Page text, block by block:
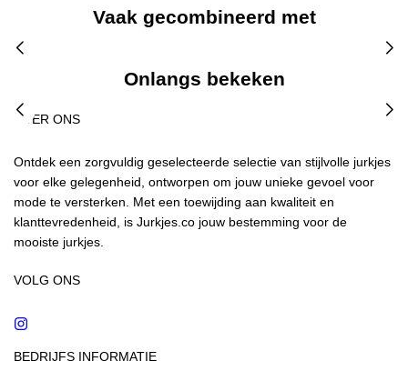
Vaak gecombineerd met
Onlangs bekeken
OVER ONS
Ontdek een zorgvuldig geselecteerde selectie van stijlvolle jurkjes
voor elke gelegenheid, ontworpen om jouw unieke gevoel voor
mode te versterken. Met een toewijding aan kwaliteit en
klanttevredenheid, is Jurkjes.co jouw bestemming voor de
mooiste jurkjes.
VOLG ONS
BEDRIJFS INFORMATIE